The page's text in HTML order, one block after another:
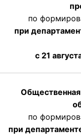
по
при
с 21
по
при